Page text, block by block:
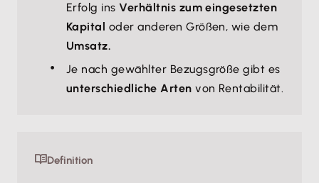
Erfolg ins Verhältnis zum eingesetzten
Kapital oder anderen Größen, wie dem
Umsatz.
Je nach gewählter Bezugsgröße gibt es
unterschiedliche Arten von Rentabilität.
Definition